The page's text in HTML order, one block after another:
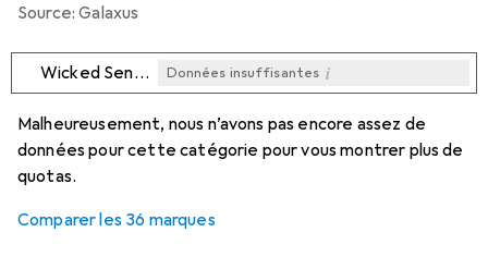
Source: Galaxus
Wicked Sensual Care Données insuffisantes i
Malheureusement, nous n’avons pas encore assez de
données pour cette catégorie pour vous montrer plus de
quotas.
Comparer les 36 marques